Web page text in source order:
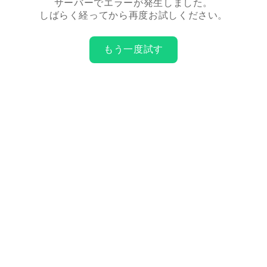
サーバーでエラーが発生しました。
しばらく経ってから再度お試しください。
もう一度試す